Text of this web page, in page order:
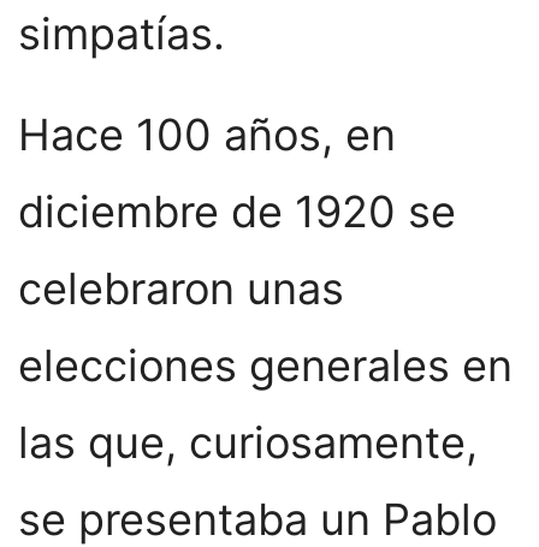
simpatías.
Hace 100 años, en
diciembre de 1920 se
celebraron unas
elecciones generales en
las que, curiosamente,
se presentaba un Pablo